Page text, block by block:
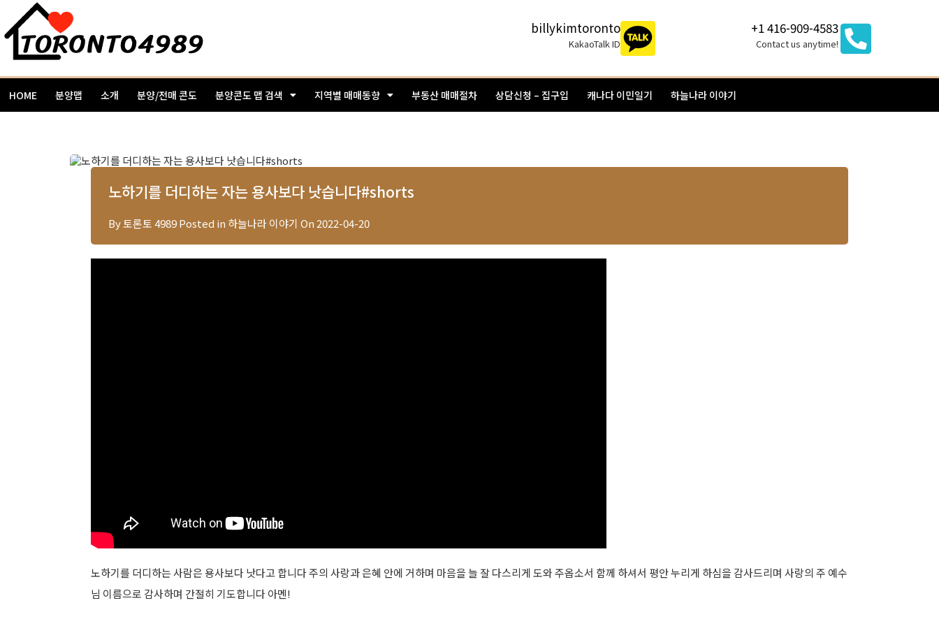
billykimtoronto
KakaoTalk ID
+1 416-909-4583
Contact us anytime!
HOME 분양맵 소개 분양/전매 콘도 분양콘도 맵 검색 지역별 매매동향 부동산 매매절차 상담신청 – 집구입 캐나다 이민일기 하늘나라 이야기
노하기를 더디하는 자는 용사보다 낫습니다#shorts
By토론토 4989Posted in 하늘나라 이야기 On2022-04-20
노하기를 더디하는 사람은 용사보다 낫다고 합니다 주의 사랑과 은혜 안에 거하며 마음을 늘 잘 다스리게 도와 주옵소서 함께 하셔서 평안 누리게 하심을 감사드리며 사랑의 주 예수
님 이름으로 감사하며 간절히 기도합니다 아멘!